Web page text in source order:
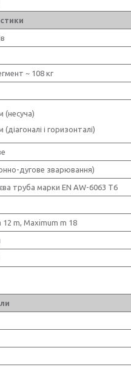
~ 108 кг
(несуча)
і горизонталі)
дугове зварювання)
труба марки EN AW-6063 T6
12 m, Maximum m 18